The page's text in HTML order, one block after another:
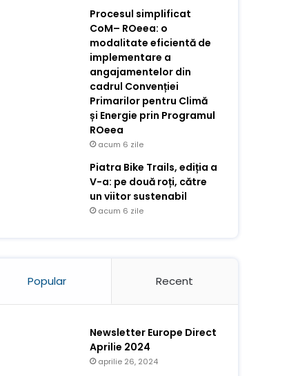
Procesul simplificat
CoM– ROeea: o
modalitate eficientă de
implementare a
angajamentelor din
cadrul Convenției
Primarilor pentru Climă
și Energie prin Programul
ROeea
acum 6 zile
Piatra Bike Trails, ediția a
V-a: pe două roți, către
un viitor sustenabil
acum 6 zile
Popular Recent
Newsletter Europe Direct
Aprilie 2024
aprilie 26, 2024